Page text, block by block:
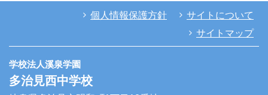
個人情報保護方針
サイトについて
サイトマップ
学校法人溪泉学園
多治見西中学校